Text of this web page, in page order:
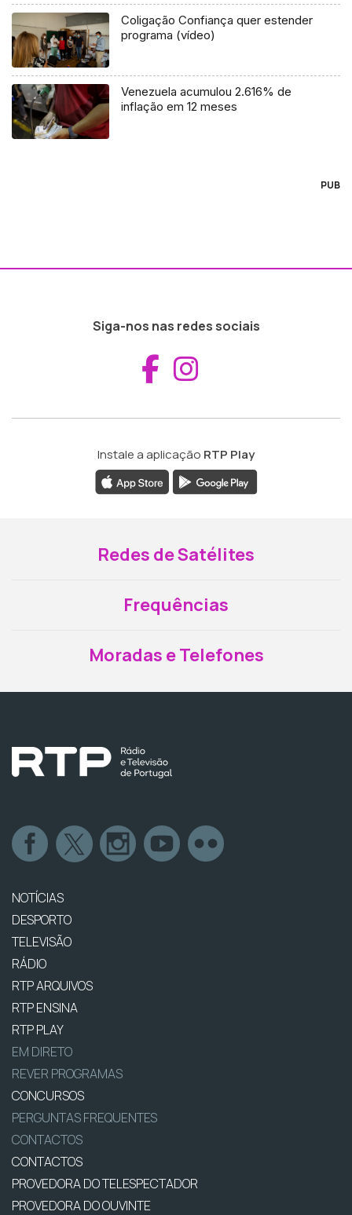
Coligação Confiança quer estender
programa (vídeo)
Venezuela acumulou 2.616% de
inflação em 12 meses
PUB
Siga-nos nas redes sociais
Aceder ao
Instale a aplicação RTP Play
Redes de Satélites
Frequências
Moradas e Telefones
NOTÍCIAS
DESPORTO
TELEVISÃO
RÁDIO
RTP ARQUIVOS
RTP ENSINA
RTP PLAY
EM DIRETO
REVER PROGRAMAS
CONCURSOS
PERGUNTAS FREQUENTES
CONTACTOS
CONTACTOS
PROVEDORA DO TELESPECTADOR
PROVEDORA DO OUVINTE